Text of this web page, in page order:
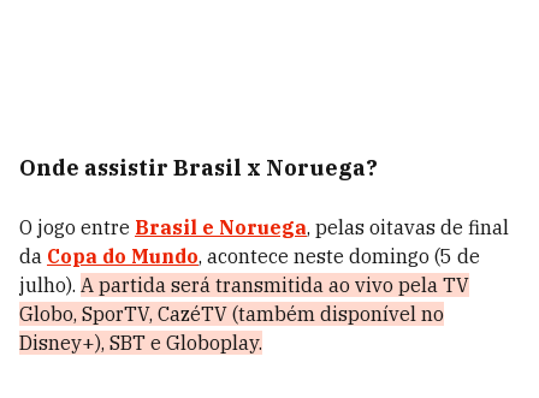
Onde assistir Brasil x Noruega?
O jogo entre Brasil e Noruega, pelas oitavas de final
da Copa do Mundo, acontece neste domingo (5 de
julho). A partida será transmitida ao vivo pela TV
Globo, SporTV, CazéTV (também disponível no
Disney+), SBT e Globoplay.